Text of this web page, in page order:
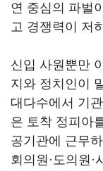
연 중심의 파벌
고 경쟁력이 저
신입 사원뿐만
지와 정치인이
대다수에서 기
은 토착 정피아
공기관에 근무
회의원·도의원